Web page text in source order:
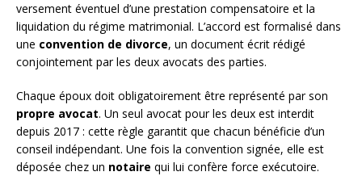
versement éventuel d’une prestation compensatoire et la
liquidation du régime matrimonial. L’accord est formalisé dans
une convention de divorce, un document écrit rédigé
conjointement par les deux avocats des parties.
Chaque époux doit obligatoirement être représenté par son
propre avocat. Un seul avocat pour les deux est interdit
depuis 2017 : cette règle garantit que chacun bénéficie d’un
conseil indépendant. Une fois la convention signée, elle est
déposée chez un notaire qui lui confère force exécutoire.